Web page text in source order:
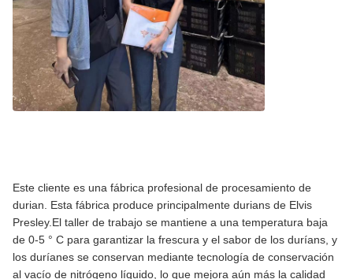
Este cliente es una fábrica profesional de procesamiento de
durian. Esta fábrica produce principalmente durians de Elvis
Presley.El taller de trabajo se mantiene a una temperatura baja
de 0-5 ° C para garantizar la frescura y el sabor de los duríans, y
los duríanes se conservan mediante tecnología de conservación
al vacío de nitrógeno líquido, lo que mejora aún más la calidad